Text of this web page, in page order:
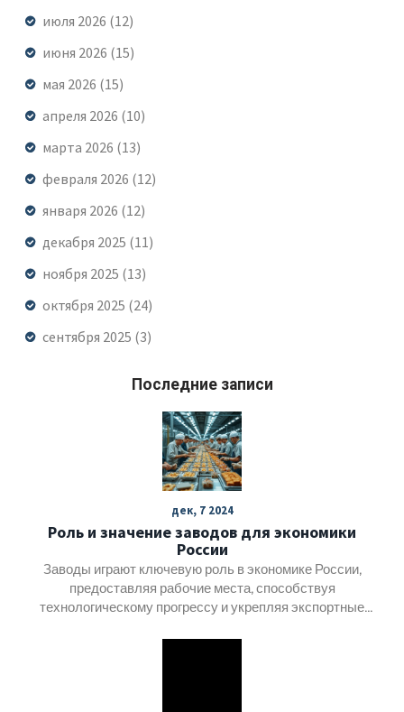
июля 2026 (12)
июня 2026 (15)
мая 2026 (15)
апреля 2026 (10)
марта 2026 (13)
февраля 2026 (12)
января 2026 (12)
декабря 2025 (11)
ноября 2025 (13)
октября 2025 (24)
сентября 2025 (3)
Последние записи
дек, 7 2024
Роль и значение заводов для экономики
России
Заводы играют ключевую роль в экономике России,
предоставляя рабочие места, способствуя
технологическому прогрессу и укрепляя экспортные